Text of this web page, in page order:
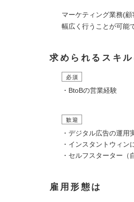
マーケティング業務(
幅広く行うことが可能
求められるスキル
必須
・BtoBの営業経験
歓迎
・デジタル広告の運用
・インスタントウィン
・セルフスターター（
雇用形態は